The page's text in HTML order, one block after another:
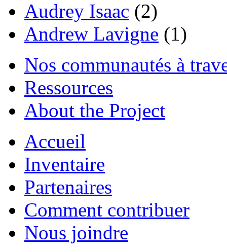
Audrey Isaac (2)
Andrew Lavigne (1)
Nos communautés à
Ressources
About the Project
Accueil
Inventaire
Partenaires
Comment contribuer
Nous joindre